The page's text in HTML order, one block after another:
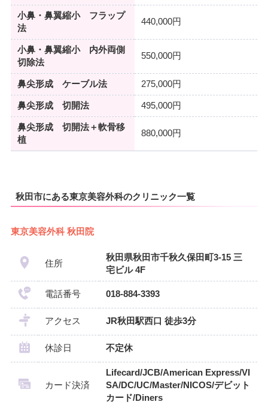
小鼻・鼻翼縮小 フラップ
法
440,000円
小鼻・鼻翼縮小 内外両側
切除法
550,000円
鼻尖形成 ケーブル法 275,000円
鼻尖形成 切開法 495,000円
鼻尖形成 切開法＋軟骨移
植
880,000円
秋田市にある東京美容外科のクリニック一覧
東京美容外科 秋田院
住所
秋田県秋田市千秋久保田町3-15 三
宅ビル 4F
電話番号 018-884-3393
アクセス JR秋田駅西口 徒歩3分
休診日 不定休
カード決済
Lifecard/JCB/American Express/VI
SA/DC/UC/Master/NICOS/デビット
カード/Diners